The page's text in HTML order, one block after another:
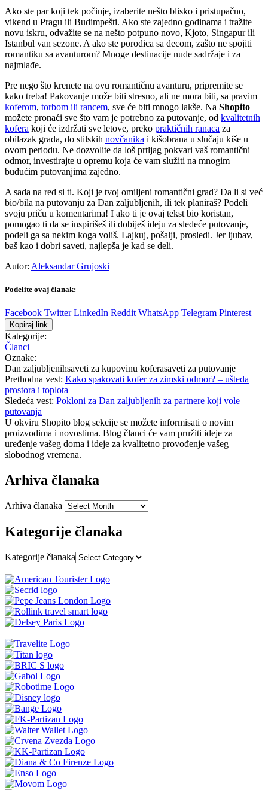
Ako ste par koji tek počinje, izaberite nešto blisko i pristupačno,
vikend u Pragu ili Budimpešti. Ako ste zajedno godinama i tražite
novu iskru, odvažite se na nešto potpuno novo, Kjoto, Singapur ili
Istanbul van sezone. A ako ste porodica sa decom, zašto ne spojiti
romantiku sa avanturom? Mnoge destinacije nude sadržaje i za
najmlađe.
Pre nego što krenete na ovu romantičnu avanturu, pripremite se
kako treba! Pakovanje može biti stresno, ali ne mora biti, sa pravim
koferom, torbom ili rancem, sve će biti mnogo lakše. Na Shopito
možete pronaći sve što vam je potrebno za putovanje, od kvalitetnih
kofera koji će izdržati sve letove, preko praktičnih ranaca za
obilazak grada, do stilskih novčanika i kišobrana u slučaju kiše u
ovom periodu. Ne dozvolite da loš prtljag pokvari vaš romantični
odmor, investirajte u opremu koja će vam služiti na mnogim
budućim putovanjima zajedno.
A sada na red si ti. Koji je tvoj omiljeni romantični grad? Da li si već
bio/bila na putovanju za Dan zaljubljenih, ili tek planiraš? Podeli
svoju priču u komentarima! I ako ti je ovaj tekst bio koristan,
pomogao ti da se inspirišeš ili dobiješ ideju za sledeće putovanje,
podeli ga sa nekim koga voliš. Lajkuj, pošalji, prosledi. Jer ljubav,
baš kao i dobri saveti, najlepša je kad se deli.
Autor: Aleksandar Grujoski
Podelite ovaj članak:
Facebook Twitter LinkedIn Reddit WhatsApp Telegram Pinterest
Kopiraj link
Kategorije:
Članci
Oznake:
Dan zaljubljenihsaveti za kupovinu koferasaveti za putovanje
Prethodna vest: Kako spakovati kofer za zimski odmor? – ušteda
prostora i toplota
Sledeća vest: Pokloni za Dan zaljubljenih za partnere koji vole
putovanja
U okviru Shopito blog sekcije se možete informisati o novim
proizvodima i novostima. Blog članci će vam pružiti ideje za
uređenje vašeg doma i ideje za kvalitetno provođenje vašeg
slobodnog vremena.
Arhiva članaka
Arhiva članaka
Kategorije članaka
Kategorije članaka